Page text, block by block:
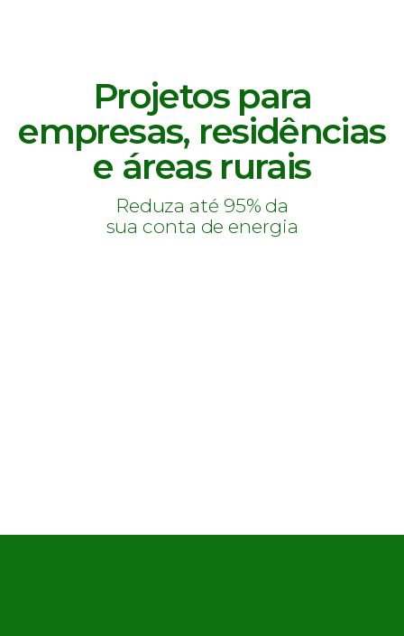
Projetos para
empresas, residências
e áreas rurais​
Reduza até 95% da
sua conta de energia